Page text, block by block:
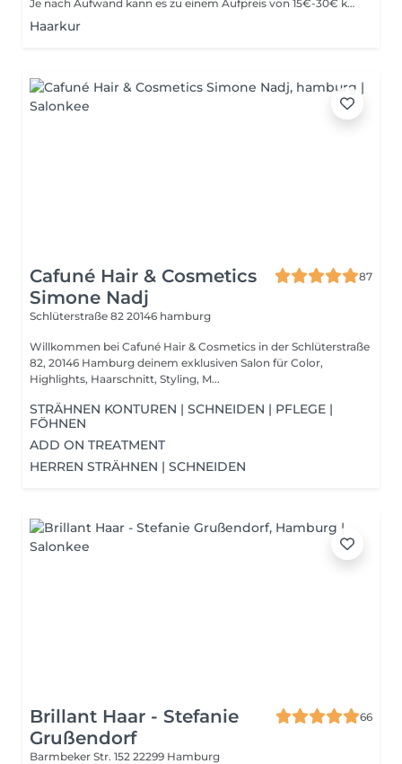
Je nach Aufwand kann es zu einem Aufpreis von 15€-30€ kommen.
Haarkur
Cafuné Hair & Cosmetics
Simone Nadj
87
Schlüterstraße 82 20146 hamburg
Willkommen bei Cafuné Hair & Cosmetics in der Schlüterstraße
82, 20146 Hamburg deinem exklusiven Salon für Color,
Highlights, Haarschnitt, Styling, M...
STRÄHNEN KONTUREN | SCHNEIDEN | PFLEGE |
FÖHNEN
ADD ON TREATMENT
HERREN STRÄHNEN | SCHNEIDEN
Brillant Haar - Stefanie
Grußendorf
66
Barmbeker Str. 152 22299 Hamburg